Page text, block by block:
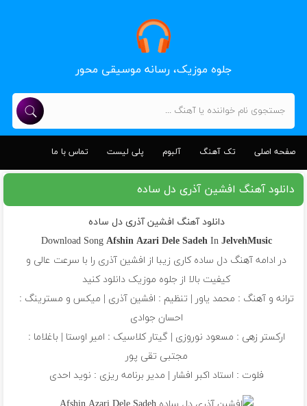
جلوه موزیک، رسانه موسیقی محور
صفحه اصلی تک آهنگ آلبوم پلی لیست تماس با ما
دانلود آهنگ افشین آذری دل ساده
دانلود آهنگ افشین آذری دل ساده
Download Song Afshin Azari Dele SadehIn JelvehMusic
در ادامه آهنگ دل ساده کاری زیبا از افشین آذری را با سرعت عالی و
کیفیت بالا از جلوه موزیک دانلود کنید
ترانه و آهنگ : محمد یاور | تنظیم : افشین آذری | میکس و مسترینگ :
احسان جوادی
ارکستر زهی : مسعود نوروزی | گیتار کلاسیک : امیر اوستا | باغلاما :
مجتبی تقی پور
فلوت : استاد اکبر افشار | مدیر برنامه ریزی : نوید احدی